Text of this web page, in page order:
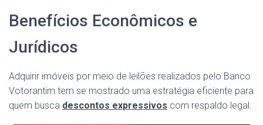
Benefícios Econômicos e
Jurídicos
Adquirir imóveis por meio de leilões realizados pelo Banco
Votorantim tem se mostrado uma estratégia eficiente para
quem busca descontos expressivos com respaldo legal.